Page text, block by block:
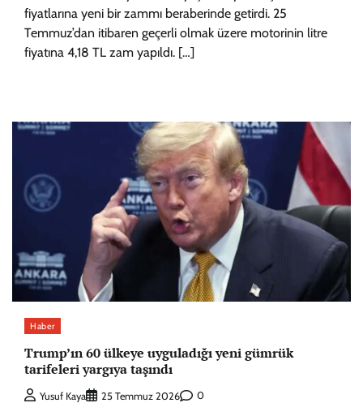
fiyatlarına yeni bir zammı beraberinde getirdi. 25
Temmuz’dan itibaren geçerli olmak üzere motorinin litre
fiyatına 4,18 TL zam yapıldı. […]
Haber
Trump’ın 60 ülkeye uyguladığı yeni gümrük
tarifeleri yargıya taşındı
Yusuf Kaya 25 Temmuz 2026 0